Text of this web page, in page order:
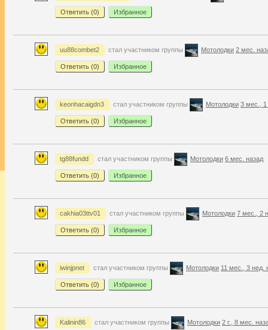
Ответить (0) Избранное
uu88combet2 стал участником группы Мотолодки 2 мес.
Ответить (0) Избранное
keonhacaigdn3 стал участником группы Мотолодки 3 мес., 1
Ответить (0) Избранное
tg88fundd стал участником группы Мотолодки 6 мес. назад
Ответить (0) Избранное
cakhia03ttv01 стал участником группы Мотолодки 7 мес., 2
Ответить (0) Избранное
iwinjpnet стал участником группы Мотолодки 11 мес., 3 нед.
Ответить (0) Избранное
Kalinin86 стал участником группы Мотолодки 2 г., 8 мес.